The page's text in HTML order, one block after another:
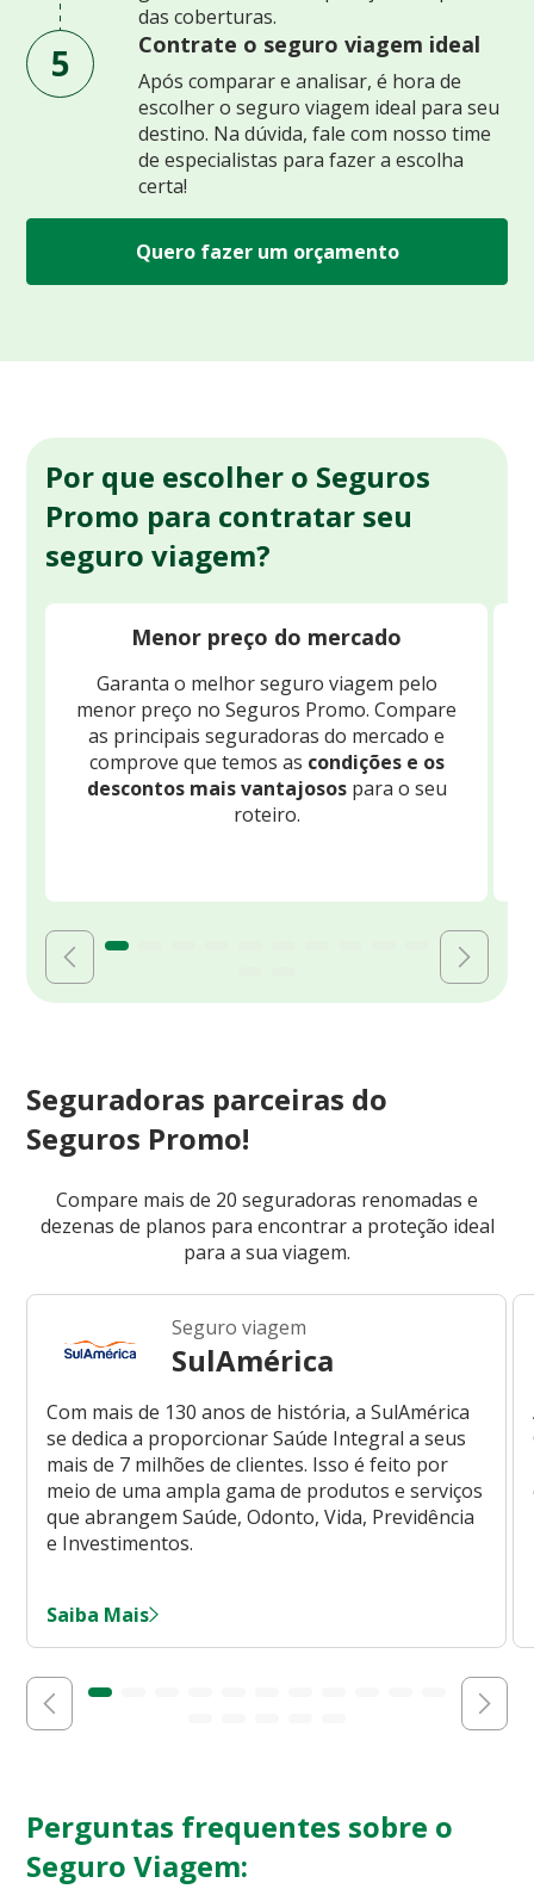
das coberturas.
5 Contrate o seguro viagem ideal
Após comparar e analisar, é hora de
escolher o seguro viagem ideal para seu
destino. Na dúvida, fale com nosso time
de especialistas para fazer a escolha
certa!
Quero fazer um orçamento
Por que escolher o Seguros
Promo para contratar seu
seguro viagem?
Menor preço do mercado
Garanta o melhor seguro viagem pelo
menor preço no Seguros Promo. Compare
as principais seguradoras do mercado e
comprove que temos as condições e os
descontos mais vantajosospara o seu
roteiro.
Seguradoras parceiras do
Seguros Promo!
Compare mais de 20 seguradoras renomadas e
dezenas de planos para encontrar a proteção ideal
para a sua viagem.
Seguro viagem
SulAmérica
Com mais de 130 anos de história, a SulAmérica
se dedica a proporcionar Saúde Integral a seus
mais de 7 milhões de clientes. Isso é feito por
meio de uma ampla gama de produtos e serviços
que abrangem Saúde, Odonto, Vida, Previdência
e Investimentos.
Saiba Mais
Perguntas frequentes sobre o
Seguro Viagem: